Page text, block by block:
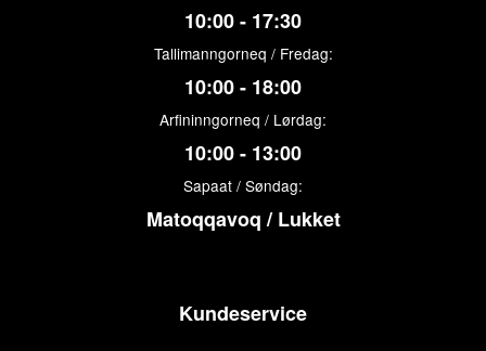
10:00 - 17:30
Tallimanngorneq / Fredag:
10:00 - 18:00
Arfininngorneq / Lørdag:
10:00 - 13:00
Sapaat / Søndag:
Matoqqavoq / Lukket
Kundeservice